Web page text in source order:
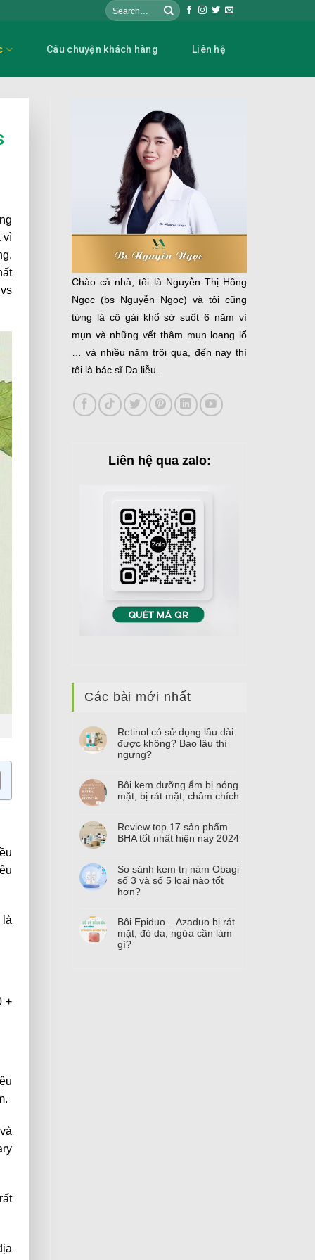
Câu chuyện khách hàng Liên hệ
vì
là
+
Chào cả nhà, tôi là Nguyễn Thị Hồng
Ngọc (bs Nguyễn Ngọc) và tôi cũng
từng là cô gái khổ sở suốt 6 năm vì
mụn và những vết thâm mụn loang lổ
… và nhiều năm trôi qua, đến nay thì
tôi là bác sĩ Da liễu.
Liên hệ qua zalo:
Các bài mới nhất
Retinol có sử dụng lâu dài
được không? Bao lâu thì
ngưng?
Bôi kem dưỡng ẩm bị nóng
mặt, bị rát mặt, châm chích
Review top 17 sản phẩm
BHA tốt nhất hiện nay 2024
So sánh kem trị nám Obagi
số 3 và số 5 loại nào tốt
hơn?
Bôi Epiduo – Azaduo bị rát
mặt, đỏ da, ngứa cần làm
gì?